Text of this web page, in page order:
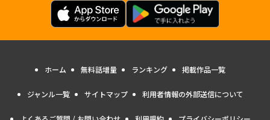
ホーム 無料話増量 ランキング 掲載作品一覧
ジャンル一覧 サイトマップ 利用者情報の外部送信について